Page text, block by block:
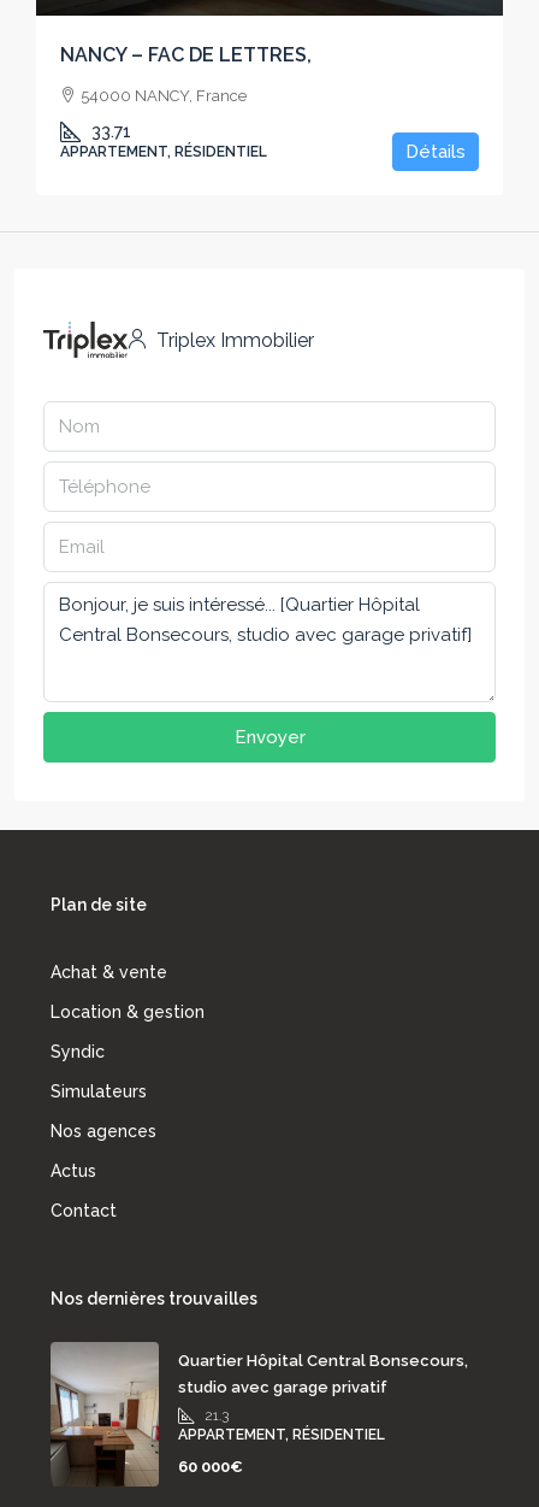
NANCY – FAC DE LETTRES,
54000 NANCY, France
33.71
APPARTEMENT, RÉSIDENTIEL Détails
Triplex Immobilier
Envoyer
Plan de site
Achat & vente
Location & gestion
Syndic
Simulateurs
Nos agences
Actus
Contact
Nos dernières trouvailles
Quartier Hôpital Central Bonsecours,
studio avec garage privatif
21.3
APPARTEMENT, RÉSIDENTIEL
60 000€